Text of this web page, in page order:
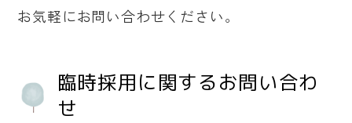
お気軽にお問い合わせください。
臨時採用に関するお問い合わ
せ